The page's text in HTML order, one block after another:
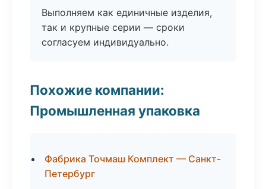
Выполняем как единичные изделия,
так и крупные серии — сроки
согласуем индивидуально.
Похожие компании:
Промышленная упаковка
Фабрика Точмаш Комплект — Санкт-
Петербург